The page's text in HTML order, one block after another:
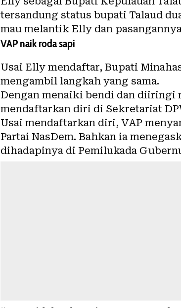
tersandung status bupati Talaud
mau melantik Elly dan
VAP naik roda sapi
Usai Elly mendaftar, Bupati
mengambil langkah yang sama.
Dengan menaiki bendi dan diiringi
mendaftarkan diri di Sekretariat
Usai mendaftarkan diri, VAP
Partai NasDem. Bahkan ia
dihadapinya di Pemilukada